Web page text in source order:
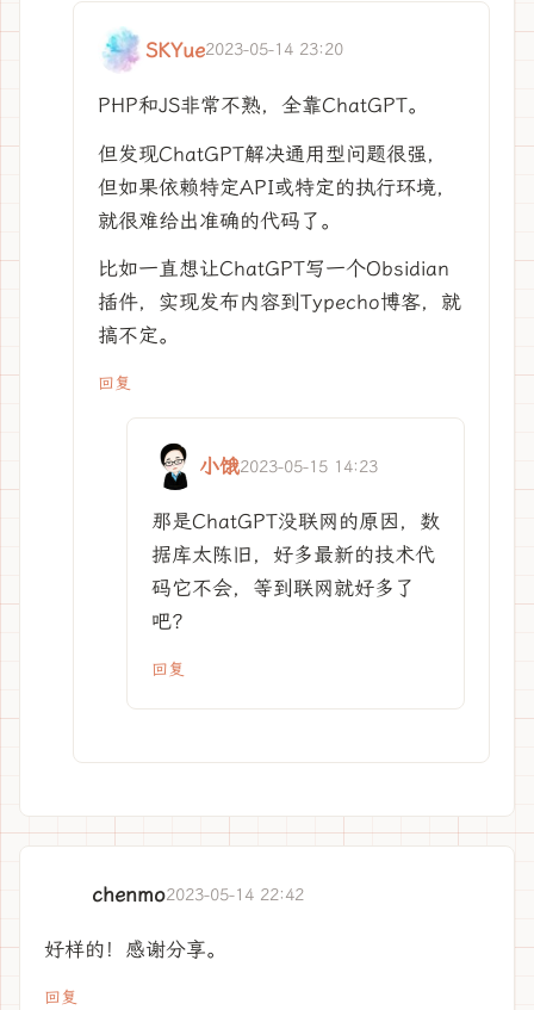
SKYue2023-05-14 23:20
PHP和JS非常不熟，全靠ChatGPT。
但发现ChatGPT解决通用型问题很强，
但如果依赖特定API或特定的执行环境，
就很难给出准确的代码了。
比如一直想让ChatGPT写一个Obsidian
插件，实现发布内容到Typecho博客，就
搞不定。
回复
小饿2023-05-15 14:23
那是ChatGPT没联网的原因，数
据库太陈旧，好多最新的技术代
码它不会，等到联网就好多了
吧？
回复
chenmo2023-05-14 22:42
好样的！感谢分享。
回复